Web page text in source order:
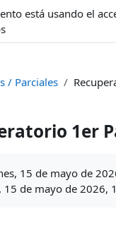
está usando el
/ Parciales
1er
15 de mayo de
15 de mayo de 2026,